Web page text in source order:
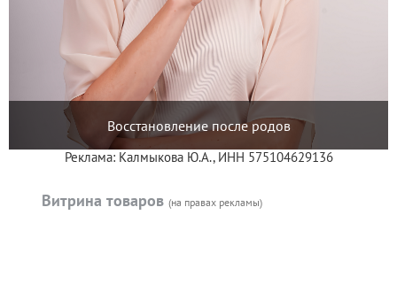
Восстановление после родов
Реклама: Калмыкова Ю.А., ИНН 575104629136
Витрина товаров (на правах рекламы)